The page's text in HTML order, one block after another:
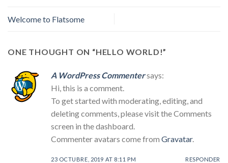
Welcome to Flatsome
ONE THOUGHT ON “HELLO WORLD!”
A WordPress Commentersays:
Hi, this is a comment.
To get started with moderating, editing, and
deleting comments, please visit the Comments
screen in the dashboard.
Commenter avatars come from Gravatar.
23 OCTUBRE, 2019 AT 8:11 PM RESPONDER